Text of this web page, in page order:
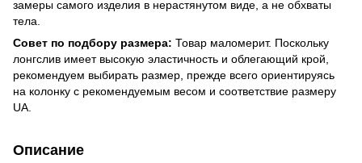
замеры самого изделия в нерастянутом виде, а не обхваты
тела.
Совет по подбору размера: Товар маломерит. Поскольку
лонгслив имеет высокую эластичность и облегающий крой,
рекомендуем выбирать размер, прежде всего ориентируясь
на колонку с рекомендуемым весом и соответствие размеру
UA.
Описание